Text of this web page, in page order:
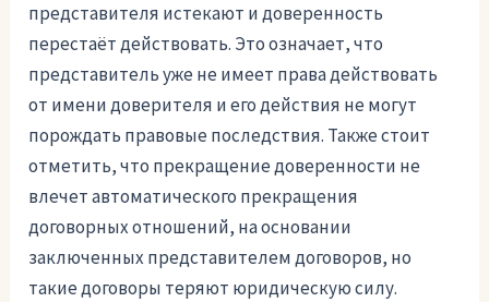
представителя истекают и доверенность
перестаёт действовать. Это означает, что
представитель уже не имеет права действовать
от имени доверителя и его действия не могут
порождать правовые последствия. Также стоит
отметить, что прекращение доверенности не
влечет автоматического прекращения
договорных отношений, на основании
заключенных представителем договоров, но
такие договоры теряют юридическую силу.